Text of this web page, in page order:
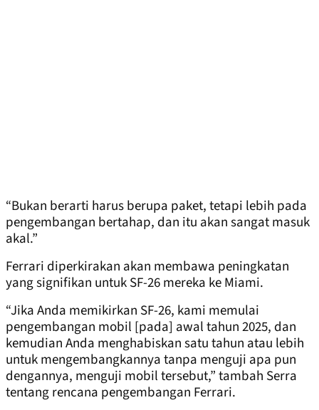
“Bukan berarti harus berupa paket, tetapi lebih pada
pengembangan bertahap, dan itu akan sangat masuk
akal.”
Ferrari diperkirakan akan membawa peningkatan
yang signifikan untuk SF-26 mereka ke Miami.
“Jika Anda memikirkan SF-26, kami memulai
pengembangan mobil [pada] awal tahun 2025, dan
kemudian Anda menghabiskan satu tahun atau lebih
untuk mengembangkannya tanpa menguji apa pun
dengannya, menguji mobil tersebut,” tambah Serra
tentang rencana pengembangan Ferrari.